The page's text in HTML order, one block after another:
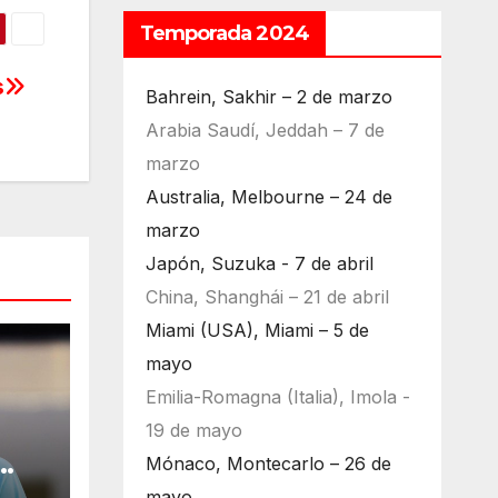
Temporada 2024
Bahrein, Sakhir – 2 de marzo
Arabia Saudí, Jeddah – 7 de
marzo
Australia, Melbourne – 24 de
marzo
Japón, Suzuka - 7 de abril
China, Shanghái – 21 de abril
Miami (USA), Miami – 5 de
mayo
Emilia-Romagna (Italia), Imola -
19 de mayo
Mónaco, Montecarlo – 26 de